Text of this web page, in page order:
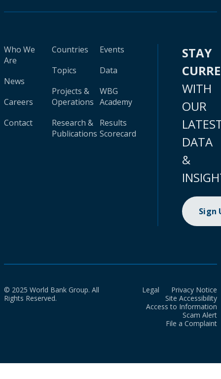
Who We
Are
News
Careers
Contact
Countries
Topics
Projects &
Operations
Research &
Publications
Events
Data
WBG
Academy
Results
Scorecard
STAY
WITH
OUR
DATA
&
Sign
© 2025 World Bank Group. All
Rights Reserved.
Legal
Privacy Notice
Site Accessibility
Access to Information
Scam Alert
File a Complaint